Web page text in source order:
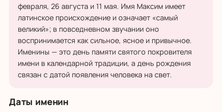
февраля, 26 августа и 11 мая. Имя Максим имеет
латинское происхождение и означает «самый
великий»; в повседневном звучании оно
воспринимается как сильное, ясное и привычное.
Именины — это день памяти святого покровителя
имени в календарной традиции, а день рождения
связан с датой появления человека на свет.
Даты именин